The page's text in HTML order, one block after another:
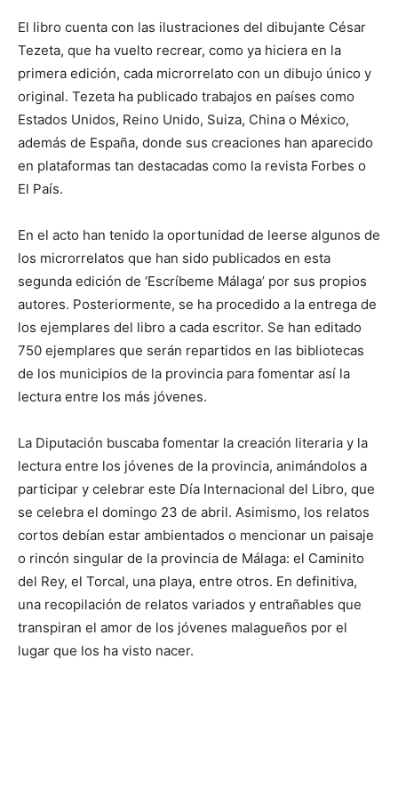
El libro cuenta con las ilustraciones del dibujante César
Tezeta, que ha vuelto recrear, como ya hiciera en la
primera edición, cada microrrelato con un dibujo único y
original. Tezeta ha publicado trabajos en países como
Estados Unidos, Reino Unido, Suiza, China o México,
además de España, donde sus creaciones han aparecido
en plataformas tan destacadas como la revista Forbes o
El País.
En el acto han tenido la oportunidad de leerse algunos de
los microrrelatos que han sido publicados en esta
segunda edición de ‘Escríbeme Málaga’ por sus propios
autores. Posteriormente, se ha procedido a la entrega de
los ejemplares del libro a cada escritor. Se han editado
750 ejemplares que serán repartidos en las bibliotecas
de los municipios de la provincia para fomentar así la
lectura entre los más jóvenes.
La Diputación buscaba fomentar la creación literaria y la
lectura entre los jóvenes de la provincia, animándolos a
participar y celebrar este Día Internacional del Libro, que
se celebra el domingo 23 de abril. Asimismo, los relatos
cortos debían estar ambientados o mencionar un paisaje
o rincón singular de la provincia de Málaga: el Caminito
del Rey, el Torcal, una playa, entre otros. En definitiva,
una recopilación de relatos variados y entrañables que
transpiran el amor de los jóvenes malagueños por el
lugar que los ha visto nacer.